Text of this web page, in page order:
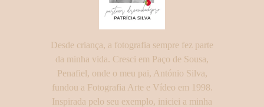
Desde criança, a fotografia sempre fez parte
da minha vida. Cresci em Paço de Sousa,
Penafiel, onde o meu pai, António Silva,
fundou a Fotografia Arte e Vídeo em 1998.
Inspirada pelo seu exemplo, iniciei a minha